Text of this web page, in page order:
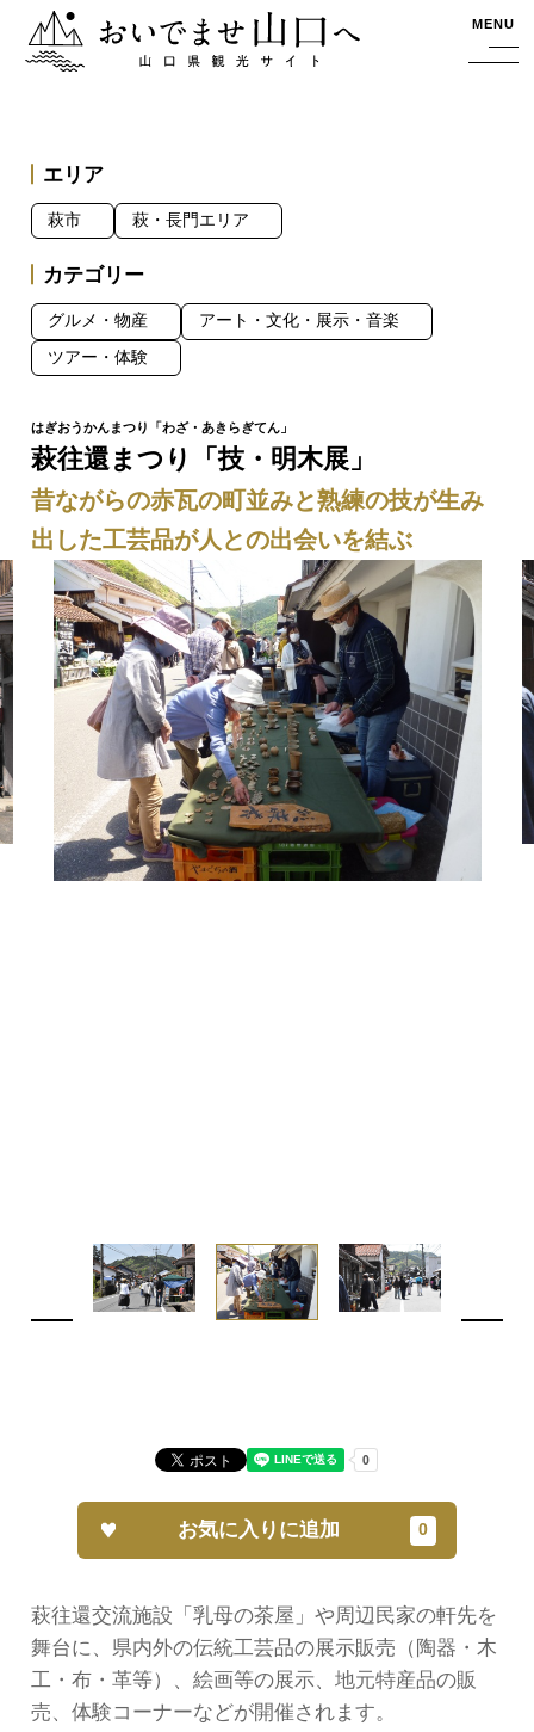
おいでませ山口へー山口県観光サイト MENU
萩往還まつり「技・明木展」
昔ながらの赤瓦の町並みと熟練の技が生み
出した工芸品が人との出会いを結ぶ
萩往還交流施設「乳母の茶屋」や周辺民家の軒先を
舞台に、県内外の伝統工芸品の展示販売（陶器・木
工・布・革等）、絵画等の展示、地元特産品の販
売、体験コーナーなどが開催されます。
お気に入りに追加
エリア
萩市 萩・長門エリア
カテゴリー
グルメ・物産 アート・文化・展示・音楽
ツアー・体験